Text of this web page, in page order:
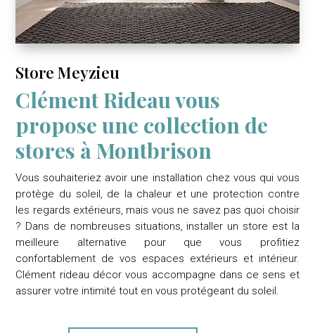
Store Meyzieu
Clément Rideau vous
propose une collection de
stores à Montbrison
Vous souhaiteriez avoir une installation chez vous qui vous
protège du soleil, de la chaleur et une protection contre
les regards extérieurs, mais vous ne savez pas quoi choisir
? Dans de nombreuses situations, installer un store est la
meilleure alternative pour que vous profitiez
confortablement de vos espaces extérieurs et intérieur.
Clément rideau décorvous accompagne dans ce sens et
assurer votre intimité tout en vous protégeant du soleil.